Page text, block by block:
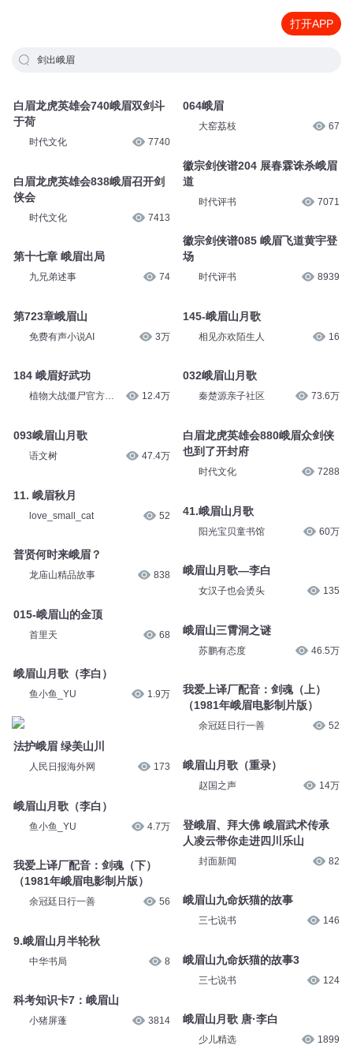
打开APP
剑出峨眉
白眉龙虎英雄会740峨眉双剑斗
于荷
时代文化 7740
白眉龙虎英雄会838峨眉召开剑
侠会
时代文化 7413
第十七章 峨眉出局
九兄弟述事 74
第723章峨眉山
免费有声小说AI 3万
184 峨眉好武功
植物大战僵尸官方频
12.4万
093峨眉山月歌
语文树 47.4万
11. 峨眉秋月
love_small_cat 52
普贤何时来峨眉？
龙庙山精品故事 838
015-峨眉山的金顶
首里天 68
峨眉山月歌（李白）
鱼小鱼_YU 1.9万
法护峨眉 绿美山川
人民日报海外网 173
峨眉山月歌（李白）
鱼小鱼_YU 4.7万
我爱上译厂配音：剑魂（下）
（1981年峨眉电影制片版）
余冠廷日行一善 56
9.峨眉山月半轮秋
中华书局 8
科考知识卡7：峨眉山
小猪屏蓬 3814
064峨眉
大窑荔枝 67
徽宗剑侠谱204 展春霖诛杀峨眉
道
时代评书 7071
徽宗剑侠谱085 峨眉飞道黄宇登
场
时代评书 8939
145-峨眉山月歌
相见亦欢陌生人 16
032峨眉山月歌
秦楚源亲子社区 73.6万
白眉龙虎英雄会880峨眉众剑侠
也到了开封府
时代文化 7288
41.峨眉山月歌
阳光宝贝童书馆 60万
峨眉山月歌—李白
女汉子也会烫头 135
峨眉山三霄洞之谜
苏鹏有态度 46.5万
我爱上译厂配音：剑魂（上）
（1981年峨眉电影制片版）
余冠廷日行一善 52
峨眉山月歌（重录）
赵国之声 14万
登峨眉、拜大佛 峨眉武术传承
人凌云带你走进四川乐山
封面新闻 82
峨眉山九命妖猫的故事
三七说书 146
峨眉山九命妖猫的故事3
三七说书 124
峨眉山月歌 唐·李白
少儿精选 1899